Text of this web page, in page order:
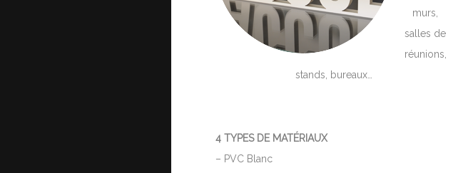
murs,
salles de
réunions,
stands, bureaux…
4 TYPES DE MATÉRIAUX
– PVC Blanc